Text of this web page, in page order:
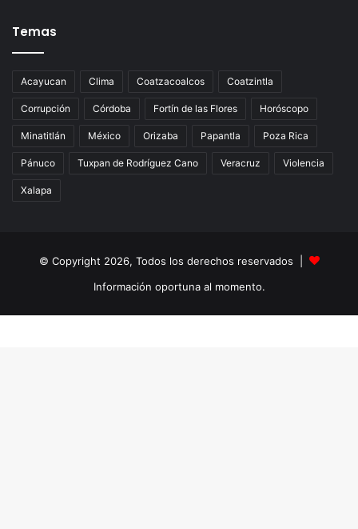
Temas
Acayucan Clima Coatzacoalcos Coatzintla
Corrupción Córdoba Fortín de las Flores Horóscopo
Minatitlán México Orizaba Papantla Poza Rica
Pánuco Tuxpan de Rodríguez Cano Veracruz Violencia
Xalapa
© Copyright 2026, Todos los derechos reservados |
Información oportuna al momento.